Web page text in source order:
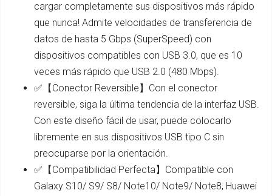
cargar completamente sus dispositivos más rápido
que nunca! Admite velocidades de transferencia de
datos de hasta 5 Gbps (SuperSpeed) con
dispositivos compatibles con USB 3.0, que es 10
veces más rápido que USB 2.0 (480 Mbps).
✅【Conector Reversible】Con el conector
reversible, siga la última tendencia de la interfaz USB.
Con este diseño fácil de usar, puede colocarlo
libremente en sus dispositivos USB tipo C sin
preocuparse por la orientación.
✅【Compatibilidad Perfecta】Compatible con
Galaxy S10/ S9/ S8/ Note10/ Note9/ Note8, Huawei